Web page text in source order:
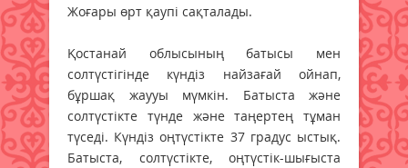
Жоғары өрт қаупі сақталады.
Қостанай облысының батысы мен
солтүстігінде күндіз найзағай ойнап,
бұршақ жаууы мүмкін. Батыста және
солтүстікте түнде және таңертең тұман
түседі. Күндіз оңтүстікте 37 градус ыстық.
Батыста, солтүстікте, оңтүстік-шығыста